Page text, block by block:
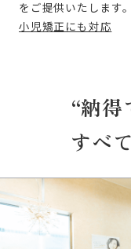
をご提供いたします。
小児矯正にも対応
“納得
すべ